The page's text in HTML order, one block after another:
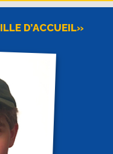
D’ACCUEIL»